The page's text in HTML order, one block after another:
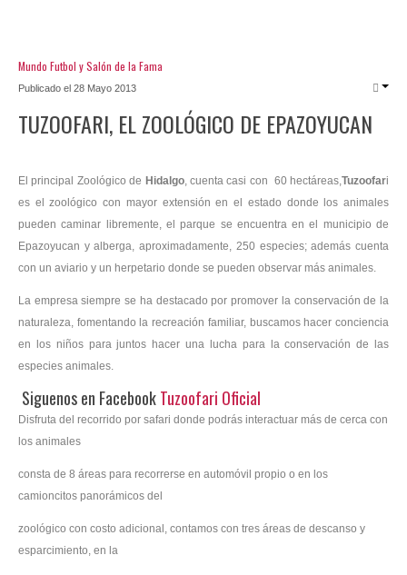
Ayuda al turista
Mundo Futbol y Salón de la Fama
Publicado el 28 Mayo 2013
TUZOOFARI, EL ZOOLÓGICO DE EPAZOYUCAN
El principal Zoológico de Hidalgo, cuenta casi con 60 hectáreas,Tuzoofari
es el zoológico con mayor extensión en el estado donde los animales
pueden caminar libremente, el parque se encuentra en el municipio de
Epazoyucan y alberga, aproximadamente, 250 especies; además cuenta
con un aviario y un herpetario donde se pueden observar más animales.
La empresa siempre se ha destacado por promover la conservación de la
naturaleza, fomentando la recreación familiar, buscamos hacer conciencia
en los niños para juntos hacer una lucha para la conservación de las
especies animales.
Siguenos en FacebookTuzoofari Oficial
Disfruta del recorrido por safari donde podrás interactuar más de cerca con
los animales
consta de 8 áreas para recorrerse en automóvil propio o en los
camioncitos panorámicos del
zoológico con costo adicional, contamos con tres áreas de descanso y
esparcimiento, en la